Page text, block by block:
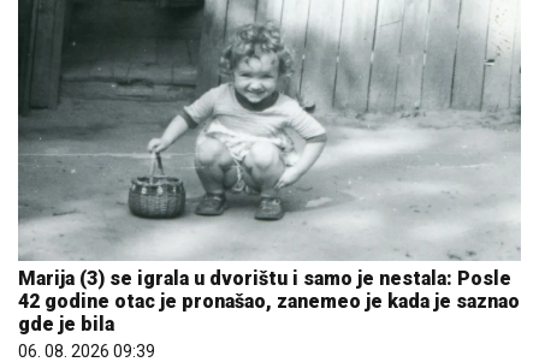
Marija (3) se igrala u dvorištu i samo je nestala: Posle
42 godine otac je pronašao, zanemeo je kada je saznao
gde je bila
06. 08. 2026 09:39